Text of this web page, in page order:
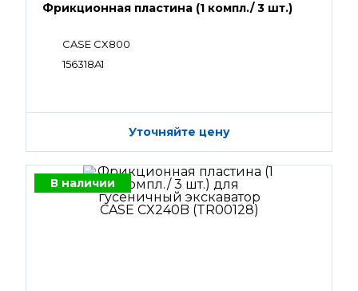
Фрикционная пластина (1 компл./ 3 шт.)
CASE CX800
156318A1
Уточняйте цену
В наличии